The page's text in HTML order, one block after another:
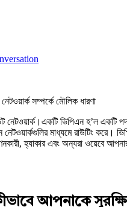
সম্পর্কে মৌলিক ধারণা
নেটওয়ার্ক।একটি ভিপিএন হ’ল
নেটওয়ার্কগুলির মাধ্যমে রাউটিং
হ্যাকার এবং অন্যরা ওয়েবে আপনার
আপনাকে